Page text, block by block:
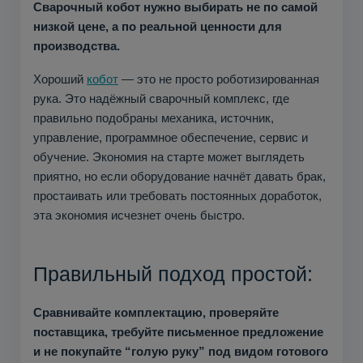
Сварочный кобот нужно выбирать не по самой
низкой цене, а по реальной ценности для
производства.
Хороший кобот — это не просто роботизированная
рука. Это надёжный сварочный комплекс, где
правильно подобраны механика, источник,
управление, программное обеспечение, сервис и
обучение. Экономия на старте может выглядеть
приятно, но если оборудование начнёт давать брак,
простаивать или требовать постоянных доработок,
эта экономия исчезнет очень быстро.
Правильный подход простой:
Сравнивайте комплектацию, проверяйте
поставщика, требуйте письменное предложение
и не покупайте “голую руку” под видом готового